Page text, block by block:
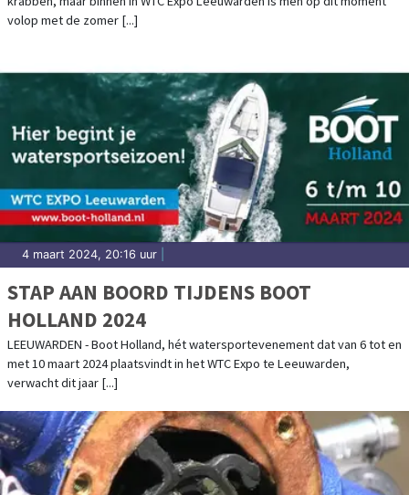
volop met de zomer [...]
4 maart 2024, 20:16 uur
STAP AAN BOORD TIJDENS BOOT
HOLLAND 2024
LEEUWARDEN - Boot Holland, hét watersportevenement dat van 6 tot en
met 10 maart 2024 plaatsvindt in het WTC Expo te Leeuwarden,
verwacht dit jaar [...]